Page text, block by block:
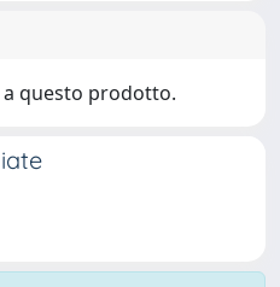
questo prodotto.